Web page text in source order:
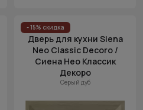
- 15% скидка
Дверь для кухни Siena
Neo Classic Decoro /
Сиена Нео Классик
Декоро
Серый дуб